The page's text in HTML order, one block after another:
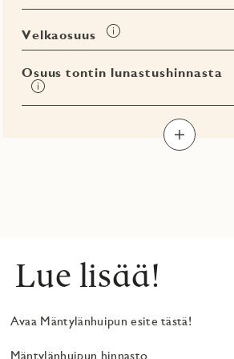
Velkaosuus
Tooltip
Osuus tontin lunastushinnasta
Tooltip
Lue lisää!
Avaa Mäntylänhuipun esite tästä!
Mäntylänhuipun hinnasto